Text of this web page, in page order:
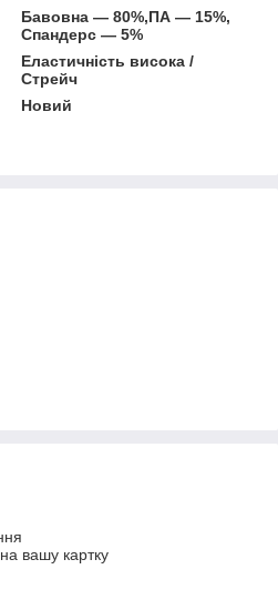
Бавовна — 80%,ПА — 15%,
Спандерс — 5%
Еластичність висока /
Стрейч
Новий
вашу картку